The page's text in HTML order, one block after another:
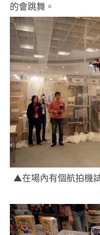
的會跳舞。
▲在場內有個航拍機